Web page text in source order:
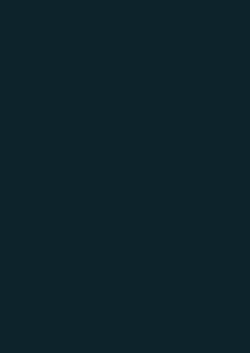
лампа использует светодиоды
а ресурс диодов рассчитан на
нм. Такое устройство
основу каталога и
и к гель-лакам, и к базам,